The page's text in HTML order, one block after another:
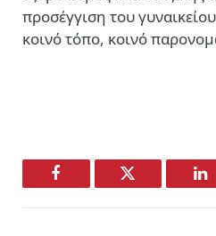
προσέγγιση του
κοινό τόπο, κοινό
Facebook Twitter